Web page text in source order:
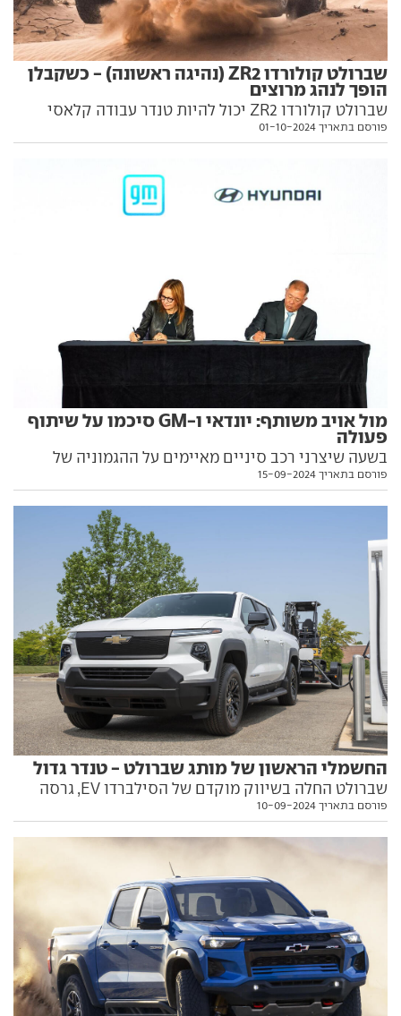
שברולט קולורדו ZR2 (נהיגה ראשונה) - כשקבלן
הופך לנהג מרוצים
שברולט קולורדו ZR2 יכול להיות טנדר עבודה קלאסי
לחקלאי מעמק יזרעאל או לקבלן מרמת גן, אבל הוא
מהירים. רז הימן, נהג מרוצי השטח המעוטר בישראל, בדק
שלא עובדים עלינו
פורסם בתאריך 01-10-2024
מול אויב משותף: יונדאי ו-GM סיכמו על שיתוף
פעולה
בשעה שיצרני רכב סיניים מאיימים על ההגמוניה של
היצרניות הגדולות ממערב וממזרח, שתי יצרניות הענק
פורסם בתאריך 15-09-2024
החשמלי הראשון של מותג שברולט - טנדר גדול
שברולט החלה בשיווק מוקדם של הסילברדו EV, גרסה
חשמלית לדגם המוכר. עם ביצועים מרשימים, טווח נסיעה
קומפקטיים עם מנועי דיזל מזהמים. כל הפרטים בפנים
פורסם בתאריך 10-09-2024